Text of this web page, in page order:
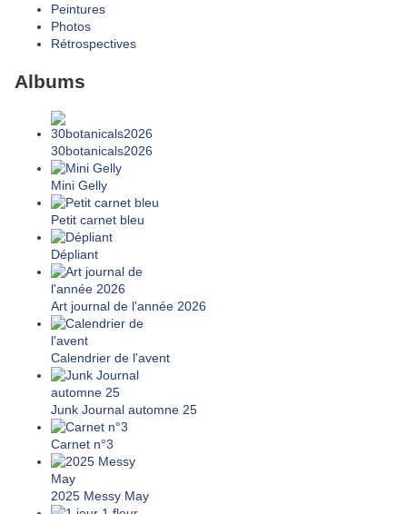
Peintures
Photos
Rétrospectives
Albums
30botanicals2026
Mini Gelly
Petit carnet bleu
Dépliant
Art journal de l'année 2026
Calendrier de l'avent
Junk Journal automne 25
Carnet n°3
2025 Messy May